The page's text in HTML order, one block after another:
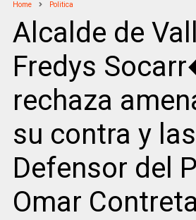
Home Politica
Alcalde de
Fredys
rechaza
su contra y
Defensor del
Omar